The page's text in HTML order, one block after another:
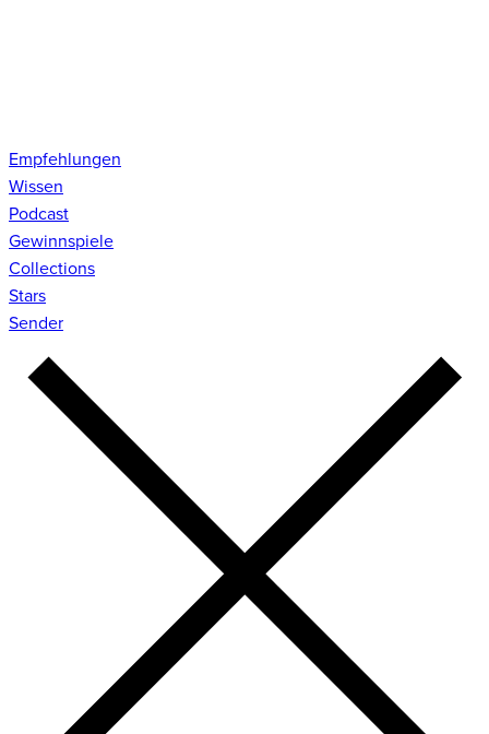
Empfehlungen
Wissen
Podcast
Gewinnspiele
Collections
Stars
Sender